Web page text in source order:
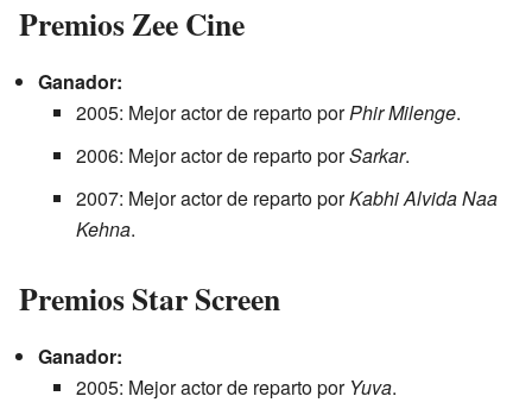
Premios Zee Cine
Ganador:
2005: Mejor actor de reparto porPhir Milenge.
2006: Mejor actor de reparto porSarkar.
2007: Mejor actor de reparto porKabhi Alvida Naa
Kehna.
Premios Star Screen
Ganador:
2005: Mejor actor de reparto por Yuva.